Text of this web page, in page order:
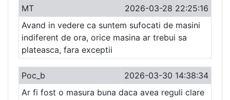
MT
2026-03-28 22:25:16
Avand in vedere ca suntem sufocati de masini
indiferent de ora, orice masina ar trebui sa
plateasca, fara exceptii
Poc_b
2026-03-30 14:38:34
Ar fi fost o masura buna daca avea reguli clare